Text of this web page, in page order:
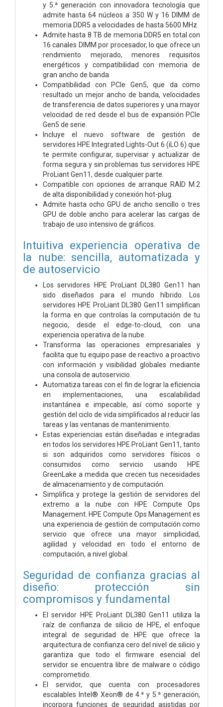
y 5.ª generación con innovadora tecnología que
admite hasta 64 núcleos a 350 W y 16 DIMM de
memoria DDR5 a velocidades de hasta 5600 MHz.
Admite hasta 8 TB de memoria DDR5 en total con
16 canales DIMM por procesador, lo que ofrece un
rendimiento mejorado, menores requisitos
energéticos y compatibilidad con memoria de
gran ancho de banda.
Compatibilidad con PCIe Gen5, que da como
resultado un mejor ancho de banda, velocidades
de transferencia de datos superiores y una mayor
velocidad de red desde el bus de expansión PCIe
Gen5 de serie.
Incluye el nuevo software de gestión de
servidores HPE Integrated Lights-Out 6 (iLO 6) que
te permite configurar, supervisar y actualizar de
forma segura y sin problemas tus servidores HPE
ProLiant Gen11, desde cualquier parte.
Compatible con opciones de arranque RAID M.2
de alta disponibilidad y conexión hot-plug.
Admite hasta ocho GPU de ancho sencillo o tres
GPU de doble ancho para acelerar las cargas de
trabajo de uso intensivo de gráficos.
Intuitiva experiencia operativa de
la nube: sencilla, automatizada y
de autoservicio
Los servidores HPE ProLiant DL380 Gen11 han
sido diseñados para el mundo híbrido. Los
servidores HPE ProLiant DL380 Gen11 simplifican
la forma en que controlas la computación de tu
negocio, desde el edge-to-cloud, con una
experiencia operativa de la nube.
Transforma las operaciones empresariales y
facilita que tu equipo pase de reactivo a proactivo
con información y visibilidad globales mediante
una consola de autoservicio.
Automatiza tareas con el fin de lograr la eficiencia
en implementaciones, una escalabilidad
instantánea e impecable, así como soporte y
gestión del ciclo de vida simplificados al reducir las
tareas y las ventanas de mantenimiento.
Estas experiencias están diseñadas e integradas
en todos los servidores HPE ProLiant Gen11, tanto
si son adquiridos como servidores físicos o
consumidos como servicio usando HPE
GreenLake a medida que crecen tus necesidades
de almacenamiento y de computación.
Simplifica y protege la gestión de servidores del
extremo a la nube con HPE Compute Ops
Management. HPE Compute Ops Management es
una experiencia de gestión de computación como
servicio que ofrece una mayor simplicidad,
agilidad y velocidad en todo el entorno de
computación, a nivel global.
Seguridad de confianza gracias al
diseño: protección sin
compromisos y fundamental
El servidor HPE ProLiant DL380 Gen11 utiliza la
raíz de confianza de silicio de HPE, el enfoque
integral de seguridad de HPE que ofrece la
arquitectura de confianza cero del nivel de silicio y
garantiza que todo el firmware esencial del
servidor se encuentra libre de malware o código
comprometido.
El servidor, que cuenta con procesadores
escalables Intel® Xeon® de 4.ª y 5.ª generación,
incorpora funciones de seguridad asistidas por